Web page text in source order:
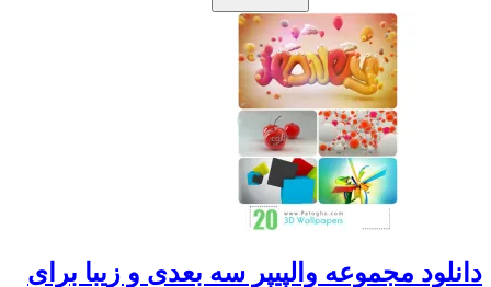
دانلود مجموعه والپیپر سه بعدی و زیبا برای